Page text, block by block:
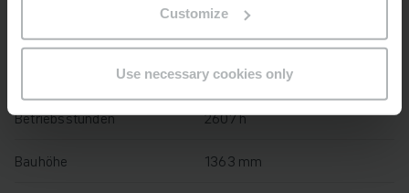
Customize
Use necessary cookies only
2200 kg
Betriebsstunden 2607 h
Bauhöhe 1363 mm